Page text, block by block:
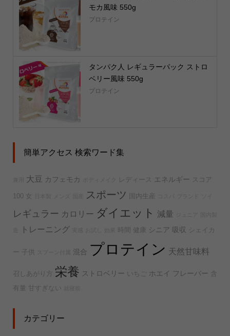
モカ風味 550g
プロテイン
タンパク人 レギュラーパック ストロ
ベリー風味 550g
プロテイン
簡単アクセス 検索ワード集
大豆 カフェモカ レディース エネルギー スコア
100 女 スポーツ 国内生産
レギュラー カロリー ダイエット 減量
トレーニング 時間 健康 シニア 吸収 シェイカ
子供 混合 プロテイン 天然甘味料
召しあがり方 栄養 ストロベリー いちご ホエイ フレーバー 含
有量
甘すぎない
カテゴリー